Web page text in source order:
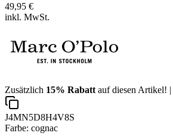
49,95 €
inkl. MwSt.
Zusätzlich 15% Rabatt auf diesen Artikel! |
J4MN5D8H4V8S
Farbe: cognac